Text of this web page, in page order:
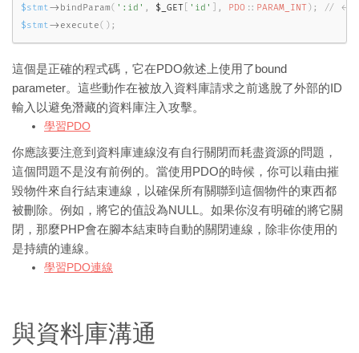
$stmt-> bindParam( ':id' , $_GET 'id' , PDO :: PARAM_INT) ;
$stmt-> execute( ) ;
這個是正確的程式碼，它在PDO敘述上使用了bound
parameter。這些動作在被放入資料庫請求之前逃脫了外部的ID
輸入以避免潛藏的資料庫注入攻擊。
學習PDO
你應該要注意到資料庫連線沒有自行關閉而耗盡資源的問題，
這個問題不是沒有前例的。當使用PDO的時候，你可以藉由摧
毀物件來自行結束連線，以確保所有關聯到這個物件的東西都
被刪除。例如，將它的值設為NULL。如果你沒有明確的將它關
閉，那麼PHP會在腳本結束時自動的關閉連線，除非你使用的
是持續的連線。
學習PDO連線
與資料庫溝通